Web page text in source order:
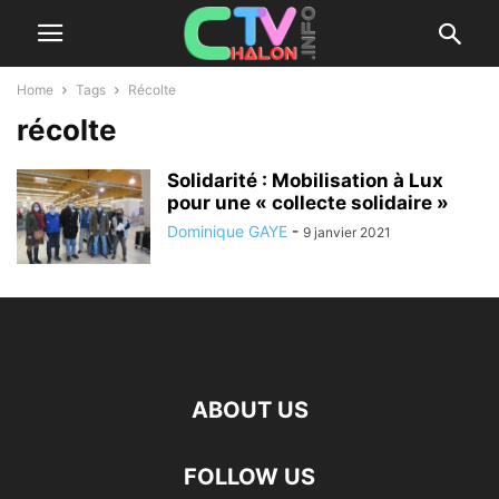
Home Tags Récolte
récolte
Solidarité : Mobilisation à Lux
pour une « collecte solidaire »
Dominique GAYE - 9 janvier 2021
ABOUT US
FOLLOW US